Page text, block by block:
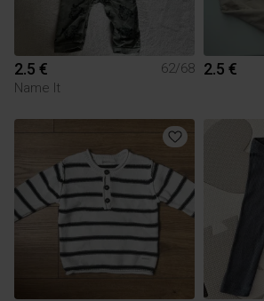
2.5 €
62/68
Name It
2.5 €